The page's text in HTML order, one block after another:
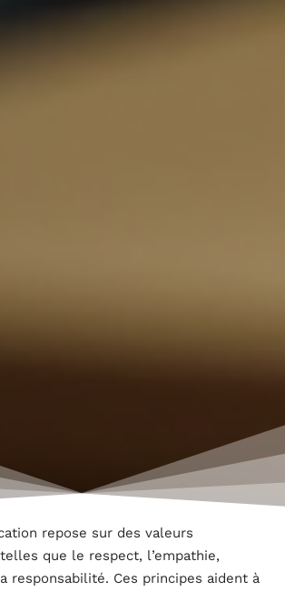
repose sur des valeurs
que le respect, l’empathie,
responsabilité. Ces principes aident à